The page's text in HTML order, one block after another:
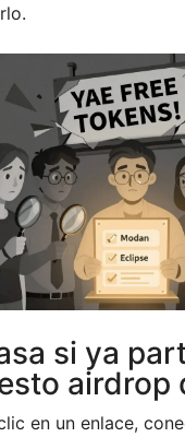
si ya
airdrop
en un enlace,